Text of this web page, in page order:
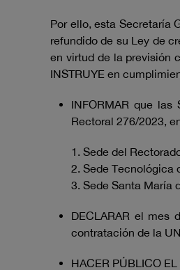
Por ello, esta Secretaría
refundido de su Ley de
en virtud de la previsión
INSTRUYE en
INFORMAR que
Rectoral 276/2023,
1. Sede del
2. Sede Tecnológica
3. Sede Santa María
DECLARAR el mes
contratación de la
HACER PÚBLICO